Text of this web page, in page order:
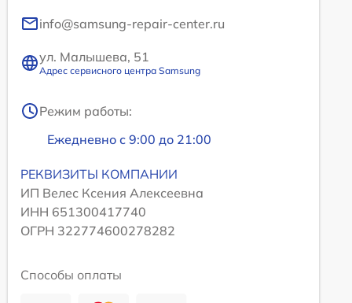
info@samsung-repair-center.ru
ул. Малышева, 51
Адрес сервисного центра Samsung
Режим работы:
Ежедневно с 9:00 до 21:00
РЕКВИЗИТЫ КОМПАНИИ
ИП Велес Ксения Алексеевна
ИНН 651300417740
ОГРН 322774600278282
Способы оплаты